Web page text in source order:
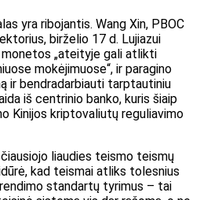
yra ribojantis. Wang Xin, PBOC
birželio 17 d. Lujiazui
„ateityje gali atlikti
mokėjimuose“, ir paragino
ir bendradarbiauti tarptautiniu
iš centrinio banko, kuris šiaip
Kinijos kriptovaliutų reguliavimo
liaudies teismo teismų
kad teismai atliks tolesnius
standartų tyrimus – tai